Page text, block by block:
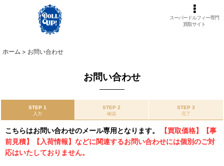
スーパードルフィー専門
買取サイト
ホーム > お問い合わせ
お問い合わせ
STEP 1
入力
STEP 2
確認
STEP 3
完了
こちらはお問い合わせのメール専用となります。
【買取価格】【事
前見積】【入荷情報】などに関連するお問い合わせには個別のご対
応はいたしておりません。